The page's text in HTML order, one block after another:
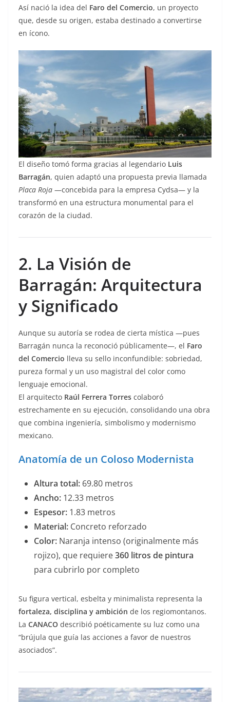
Así nació la idea del Faro del Comercio, un proyecto
que, desde su origen, estaba destinado a convertirse
en ícono.
El diseño tomó forma gracias al legendario Luis
Barragán, quien adaptó una propuesta previa llamada
Placa Roja —concebida para la empresa Cydsa— y la
transformó en una estructura monumental para el
corazón de la ciudad.
2. La Visión de
Barragán: Arquitectura
y Significado
Aunque su autoría se rodea de cierta mística —pues
Barragán nunca la reconoció públicamente—, el Faro
del Comercio lleva su sello inconfundible: sobriedad,
pureza formal y un uso magistral del color como
lenguaje emocional.
El arquitecto Raúl Ferrera Torres colaboró
estrechamente en su ejecución, consolidando una obra
que combina ingeniería, simbolismo y modernismo
mexicano.
Anatomía de un Coloso Modernista
Altura total: 69.80 metros
Ancho: 12.33 metros
Espesor: 1.83 metros
Material: Concreto reforzado
Color: Naranja intenso (originalmente más
rojizo), que requiere360 litros de pintura
para cubrirlo por completo
Su figura vertical, esbelta y minimalista representa la
fortaleza, disciplina y ambición de los regiomontanos.
La CANACO describió poéticamente su luz como una
“brújula que guía las acciones a favor de nuestros
asociados”.